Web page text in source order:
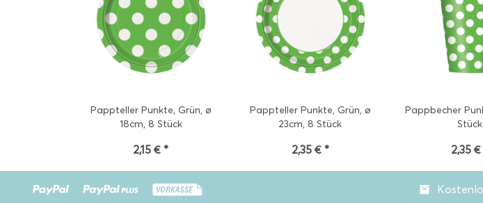
Pappteller Punkte, Grün, ø
18cm, 8 Stück
2,15 € *
Pappteller Punkte, Grün, ø
23cm, 8 Stück
2,35 € *
Pappbecher
Stück
2,35